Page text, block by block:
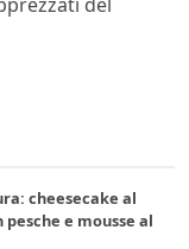
cheesecake al
e mousse al